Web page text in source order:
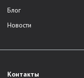
Блог
Новости
Контакты